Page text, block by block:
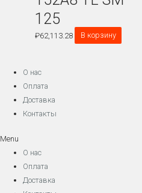
125
₽62,113.28 В корзину
О нас
Оплата
Доставка
Контакты
Menu
О нас
Оплата
Доставка